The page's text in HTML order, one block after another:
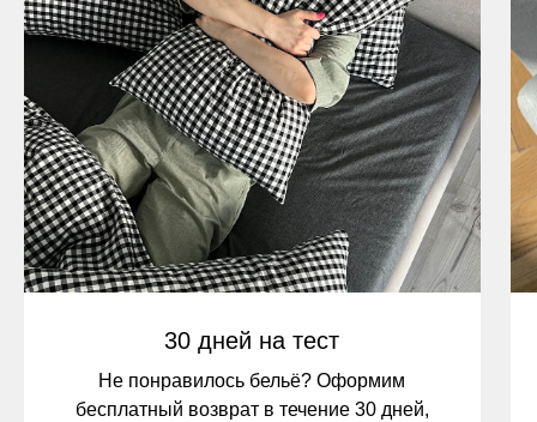
30 дней на тест
Не понравилось бельё? Оформим
бесплатный возврат в течение 30 дней,